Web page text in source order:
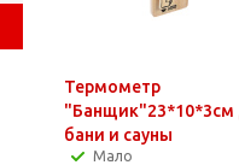
Термометр
"Банщик"23*10*3см
бани и сауны
Мало